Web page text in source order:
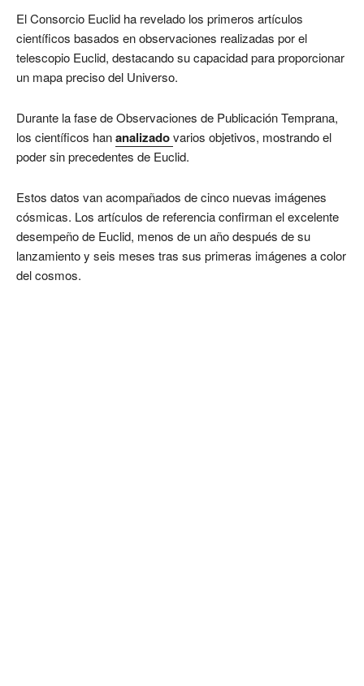
El Consorcio Euclid ha revelado los primeros artículos
científicos basados en observaciones realizadas por el
telescopio Euclid, destacando su capacidad para proporcionar
un mapa preciso del Universo.
Durante la fase de Observaciones de Publicación Temprana,
los científicos hananalizadovarios objetivos, mostrando el
poder sin precedentes de Euclid.
Estos datos van acompañados de cinco nuevas imágenes
cósmicas. Los artículos de referencia confirman el excelente
desempeño de Euclid, menos de un año después de su
lanzamiento y seis meses tras sus primeras imágenes a color
del cosmos.